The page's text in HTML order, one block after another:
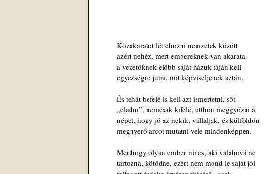
Közakaratot létrehozni nemzetek között
azért nehéz, mert embereknek van akarata,
a vezetőknek előbb saját házuk táján kell
egyezségre jutni, mit képviseljenek aztán.
És tehát befelé is kell azt ismertetni, sőt
„eladni”, nemcsak kifelé, otthon meggyőzni a
népet, hogy jó az nekik, vállalják, és külföldön
megnyerő arcot mutatni vele mindenképpen.
Merthogy olyan ember nincs, aki valahová ne
tartozna, kötődne, ezért nem mond le saját jól